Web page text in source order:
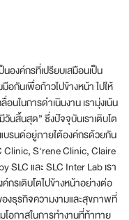
องค์กรที่เปรียบเสมือนเป็น
กันเพื่อก้าวไปข้างหน้า ไปให้
อนในการดำเนินงาน เรามุ่งเน้น
นสิ้นสุด” ซึ่งปัจจุบันเราเติบโต
บรนด์อยู่ภายใต้องค์กรด้วยกัน
Clinic, S'rene Clinic, Claire
SLC และ SLC Inter Lab เรา
รเติบโตไปข้างหน้าอย่างต่อ
องธุรกิจความงามและสุขภาพที่
โอกาสในการทำงานที่ท้าทาย